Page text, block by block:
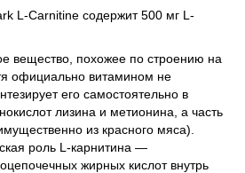
L-Carnitine содержит 500 мг L-
вещество, похожее по строению на
официально витамином не
его самостоятельно в
лизина и метионина, а часть
из красного мяса).
роль L-карнитина —
жирных кислот внутрь